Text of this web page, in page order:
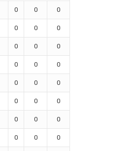
0 0 0
0 0 0
0 0 0
0 0 0
0 0 0
0 0 0
0 0 0
0 0 0